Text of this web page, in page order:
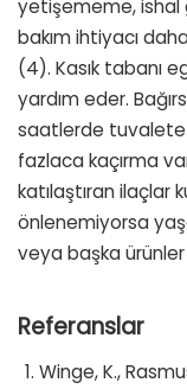
yetişememe, ishal
bakım ihtiyacı
(4). Kasık tabanı
yardım eder.
saatlerde tuvalete
fazlaca kaçırma
katılaştıran ilaçlar
önlenemiyorsa
veya başka ürünler
Referanslar
Winge, K.,